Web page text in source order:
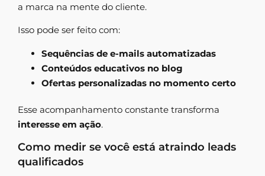
a marca na mente do cliente.
Isso pode ser feito com:
Sequências de e-mails automatizadas
Conteúdos educativos no blog
Ofertas personalizadas no momento certo
Esse acompanhamento constante transforma
interesse em ação.
Como medir se você está atraindo leads
qualificados